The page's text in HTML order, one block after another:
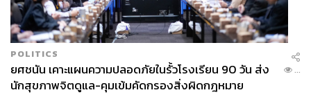
POLITICS
ยศชนัน เคาะแผนความปลอดภัยในรั้วโรงเรียน 90 วัน ส่ง
นักสุขภาพจิตดูแล-คุมเข้มคัดกรองสิ่งผิดกฎหมาย
...